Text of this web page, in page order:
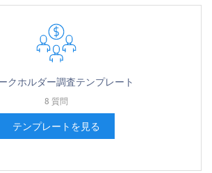
クホルダー調査テンプレート
8 質問
テンプレートを見る